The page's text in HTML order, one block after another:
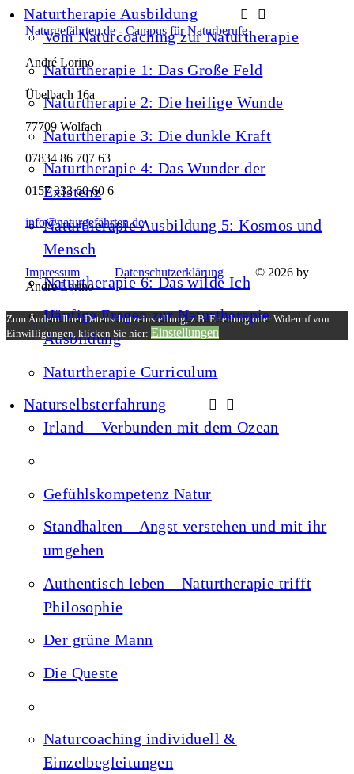
Naturtherapie Ausbildung
Vom Naturcoaching zur Naturtherapie
Naturtherapie 1: Das Große Feld
Naturtherapie 2: Die heilige Wunde
Naturtherapie 3: Die dunkle Kraft
Naturtherapie 4: Das Wunder der
Existenz
Naturtherapie Ausbildung 5: Kosmos und
Mensch
Naturtherapie 6: Das wilde Ich
Häufige Fragen zur Naturtherapie
Ausbildung
Naturtherapie Curriculum
Naturselbsterfahrung
Irland – Verbunden mit dem Ozean
Gefühlskompetenz Natur
Standhalten – Angst verstehen und mit ihr
umgehen
Authentisch leben – Naturtherapie trifft
Philosophie
Der grüne Mann
Die Queste
Naturcoaching individuell &
Einzelbegleitungen
Naturgefährten.de - Campus für Naturberufe
André Lorino
Übelbach 16a
77709 Wolfach
07834 86 707 63
0157 333 60 60 6
info@naturgefährten.de
Impressum Datenschutzerklärung © 2026 by
André Lorino
Zum Ändern Ihrer Datenschutzeinstellung, z.B. Erteilung oder Widerruf von
Einwilligungen, klicken Sie hier: Einstellungen